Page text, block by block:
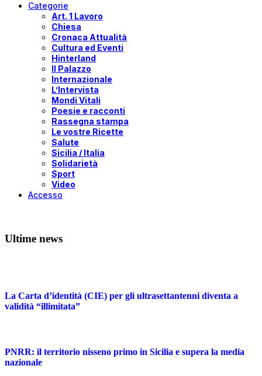
Categorie
Art. 1 Lavoro
Chiesa
Cronaca Attualità
Cultura ed Eventi
Hinterland
Il Palazzo
Internazionale
L’Intervista
Mondi Vitali
Poesie e racconti
Rassegna stampa
Le vostre Ricette
Salute
Sicilia / Italia
Solidarietà
Sport
Video
Accesso
Ultime news
La Carta d’identità (CIE) per gli ultrasettantenni diventa a
validità “illimitata”
PNRR: il territorio nisseno primo in Sicilia e supera la media
nazionale